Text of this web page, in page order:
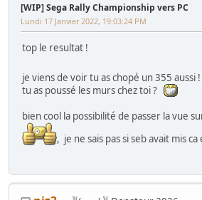
[WIP] Sega Rally Championship vers PC
Lundi 17 Janvier 2022, 19:03:24 PM
top le resultat !
je viens de voir tu as chopé un 355 aussi !
tu as poussé les murs chez toi ?
bien cool la possibilité de passer la vue
, je ne sais pas si seb avait mis